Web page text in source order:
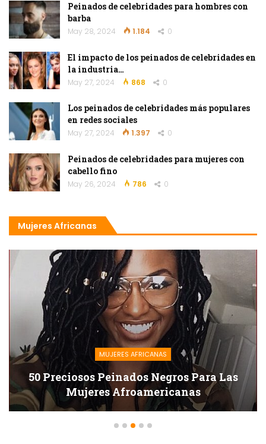
Peinados de celebridades para hombres con
barba
May 28, 2024 1.184 0
El impacto de los peinados de celebridades en
la industria…
May 27, 2024 868 0
Los peinados de celebridades más populares
en redes sociales
May 27, 2024 1.397 0
Peinados de celebridades para mujeres con
cabello fino
May 26, 2024 786 0
Mujeres Africanas
MUJERES AFRICANAS
50 Preciosos Peinados Negros Para Las
Mujeres Afroamericanas